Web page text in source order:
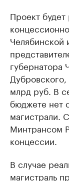
Проект будет
Челябинской
губернатора
млрд руб. В
бюджете нет
магистрали.
Минтрансом
концессии.
В случае
магистраль